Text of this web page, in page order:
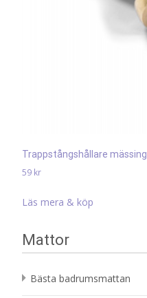
Trappstångshållare mässing
59 kr
Läs mera & köp
Mattor
Bästa badrumsmattan